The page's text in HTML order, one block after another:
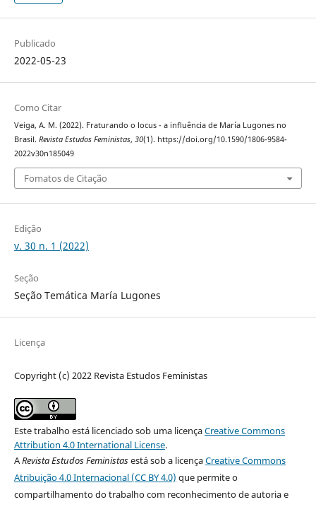
Publicado
2022-05-23
Como Citar
Veiga, A. M. (2022). Fraturando o locus - a influência de María Lugones no
Brasil. Revista Estudos Feministas, 30(1). https://doi.org/10.1590/1806-9584-
2022v30n185049
Fomatos de Citação
Edição
v. 30 n. 1 (2022)
Seção
Seção Temática María Lugones
Licença
Copyright (c) 2022 Revista Estudos Feministas
Este trabalho está licenciado sob uma licençaCreative Commons
Attribution 4.0 International License.
ARevista Estudos Feministasestá sob a licençaCreative Commons
Atribuição 4.0 Internacional (CC BY 4.0) que permite o
compartilhamento do trabalho com reconhecimento de autoria e